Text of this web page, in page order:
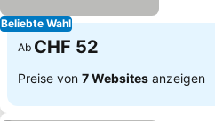
Beliebte Wahl
Ab CHF 52
Preise von 7 Websites anzeigen